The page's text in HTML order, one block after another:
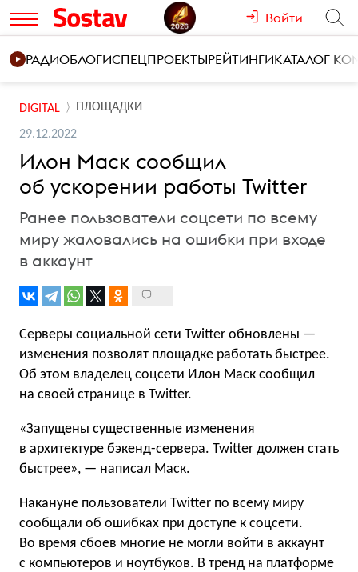
Войти
РАДИОБЛОГИСПЕЦПРОЕКТЫРЕЙТИНГИКАТАЛОГ
DIGITAL ПЛОЩАДКИ
29.12.2022
Илон Маск сообщил
об ускорении работы Twitter
Ранее пользователи соцсети по всему
миру жаловались на ошибки при входе
в аккаунт
Серверы социальной сети Twitter обновлены —
изменения позволят площадке работать быстрее.
Об этом владелец соцсети Илон Маск сообщил
на своей странице в Twitter.
«Запущены существенные изменения
в архитектуре бэкенд-сервера. Twitter должен стать
быстрее», — написал Маск.
Накануне пользователи Twitter по всему миру
сообщали об ошибках при доступе к соцсети.
Во время сбоев многие не могли войти в аккаунт
с компьютеров и ноутбуков. В тренд на платформе